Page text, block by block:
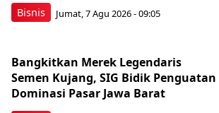
Bisnis Jumat, 7 Agu 2026 - 09:05
Bangkitkan Merek Legendaris
Semen Kujang, SIG Bidik Penguatan
Dominasi Pasar Jawa Barat